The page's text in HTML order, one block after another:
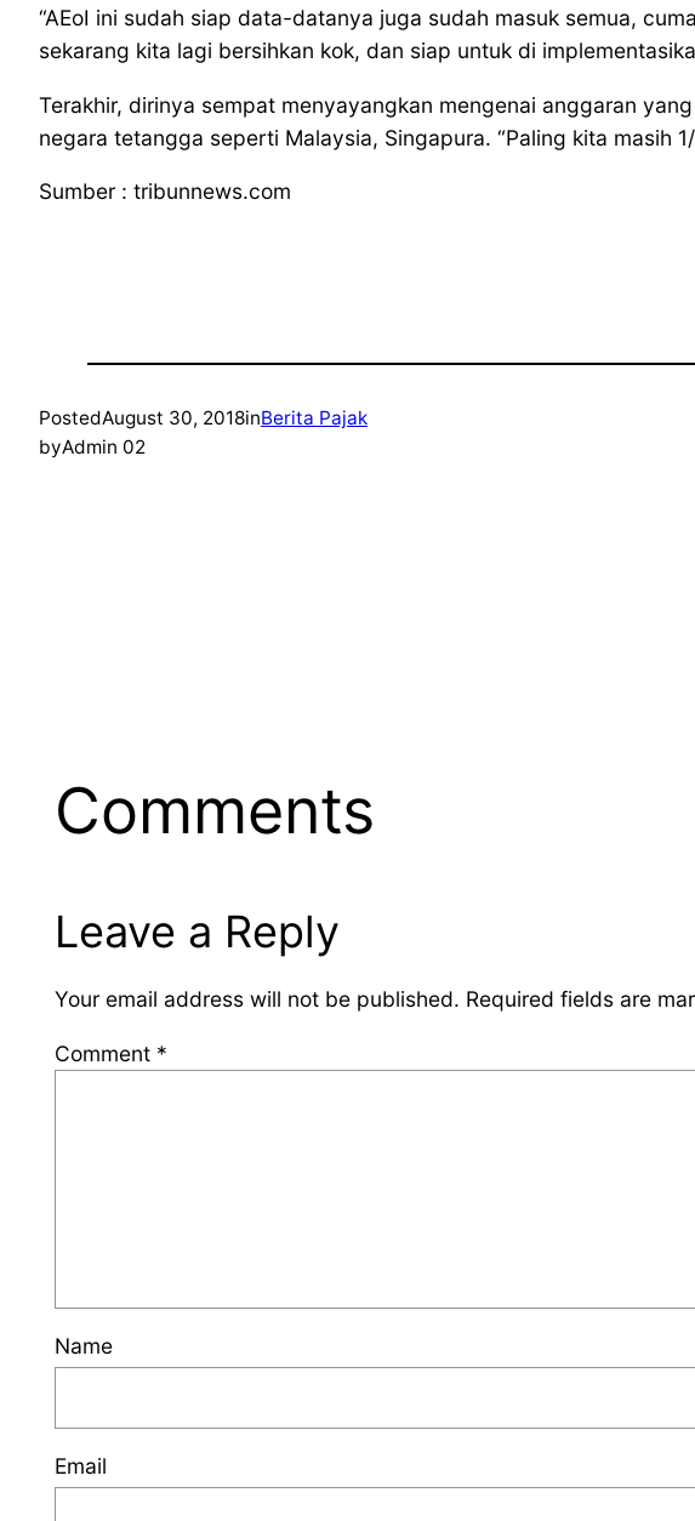
“AEoI ini sudah siap data-datanya juga sudah masuk semua,
sekarang kita lagi bersihkan kok, dan siap untuk di
Terakhir, dirinya sempat menyayangkan mengenai anggaran
negara tetangga seperti Malaysia, Singapura. “Paling kita masih
Sumber : tribunnews.com
PostedAugust 30, 2018inBerita Pajak
byAdmin 02
Comments
Leave a Reply
Your email address will not be published. Required fields are
Comment *
Name
Email